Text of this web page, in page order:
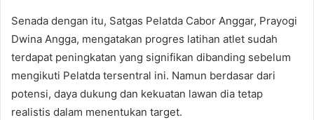
Senada dengan itu, Satgas Pelatda Cabor Anggar, Prayogi
Dwina Angga, mengatakan progres latihan atlet sudah
terdapat peningkatan yang signifikan dibanding sebelum
mengikuti Pelatda tersentral ini. Namun berdasar dari
potensi, daya dukung dan kekuatan lawan dia tetap
realistis dalam menentukan target.